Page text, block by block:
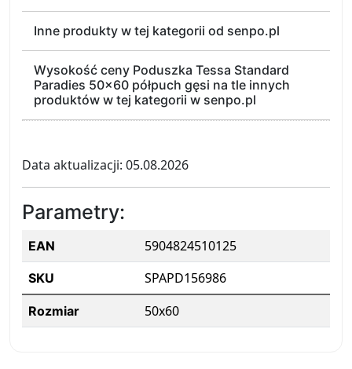
Inne produkty w tej kategorii od senpo.pl
Wysokość ceny Poduszka Tessa Standard
Paradies 50x60 półpuch gęsi na tle innych
produktów w tej kategorii w senpo.pl
Data aktualizacji: 05.08.2026
Parametry:
EAN 5904824510125
SKU SPAPD156986
Rozmiar 50x60